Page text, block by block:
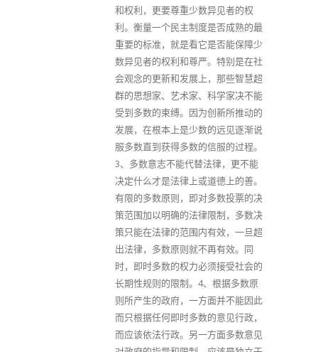
和权利，更要尊重少数异见者的权
利。衡量一个民主制度是否成熟的最
重要的标准，就是看它是否能保障少
数异见者的权利和尊严。特别是在社
会观念的更新和发展上，那些智慧超
群的思想家、艺术家、科学家决不能
受到多数的束缚。因为创新所推动的
发展，在根本上是少数的远见逐渐说
服多数直到获得多数的信服的过程。
3、多数意志不能代替法律，更不能
决定什么才是法律上或道德上的善。
有限的多数原则，即对多数投票的决
策范围加以明确的法律限制，多数决
策只能在法律的范围内有效，一旦超
出法律，多数原则就不再有效。同
时，即时多数的权力必须接受社会的
长期性规则的限制。4、根据多数原
则所产生的政府，一方面并不能因此
而只根据任何即时多数的意见行政，
而应该依法行政。另一方面多数意见